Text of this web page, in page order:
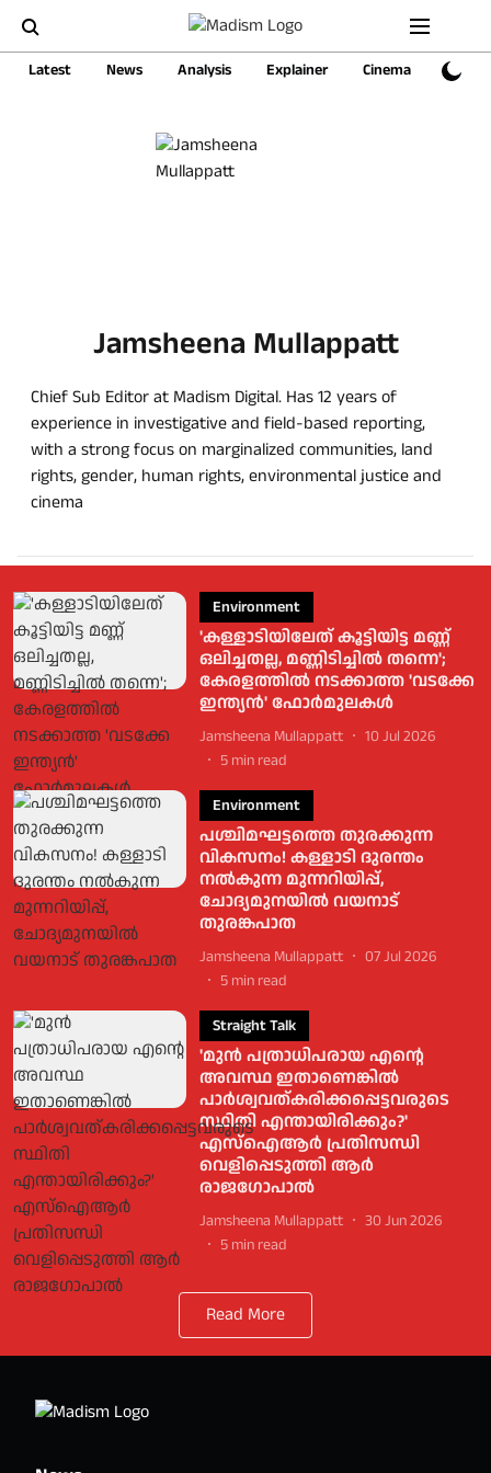
Latest News Analysis Explainer Cinema Sports
Jamsheena Mullappatt
Chief Sub Editor at Madism Digital. Has 12 years of
experience in investigative and field-based reporting,
with a strong focus on marginalized communities, land
rights, gender, human rights, environmental justice and
cinema
Environment
'കള്ളാടിയിലേത് കൂട്ടിയിട്ട മണ്ണ്
ഒലിച്ചതല്ല, മണ്ണിടിച്ചില്‍ തന്നെ';
കേരളത്തില്‍ നടക്കാത്ത 'വടക്കേ
ഇന്ത്യന്‍' ഫോര്‍മുലകള്‍
Jamsheena Mullappatt
10 Jul 2026
5 min read
Environment
പശ്ചിമഘട്ടത്തെ തുരക്കുന്ന
വികസനം! കള്ളാടി ദുരന്തം
നല്‍കുന്ന മുന്നറിയിപ്പ്,
ചോദ്യമുനയില്‍ വയനാട്
തുരങ്കപാത
Jamsheena Mullappatt
07 Jul 2026
5 min read
Straight Talk
'മുന്‍ പത്രാധിപരായ എന്റെ
അവസ്ഥ ഇതാണെങ്കില്‍
പാര്‍ശ്വവത്കരിക്കപ്പെട്ടവരുടെ
സ്ഥിതി എന്തായിരിക്കും?'
എസ്‌ഐആര്‍ പ്രതിസന്ധി
വെളിപ്പെടുത്തി ആര്‍
രാജഗോപാല്‍
Jamsheena Mullappatt
30 Jun 2026
5 min read
Read More